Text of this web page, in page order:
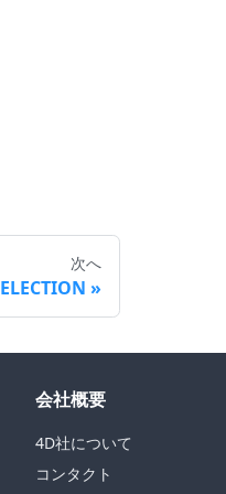
次へ
会社概要
4D社について
コンタクト